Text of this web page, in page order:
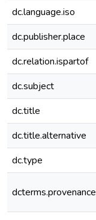
dc.language.iso
dc.publisher.place
dc.relation.ispartof
dc.subject
dc.title
dc.title.alternative
dc.type
dcterms.provenance